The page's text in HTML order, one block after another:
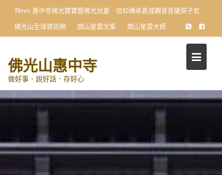
content
News 惠中寺佛光寶寶暨佛光兒童 信仰傳承喜成觀音菩薩契子女
佛光山全球資訊網
開山星雲文集 開山星雲大師
佛光山惠中寺
做好事．說好話．存好心